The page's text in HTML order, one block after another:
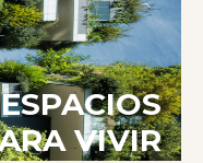
ESPACIOS
VIVIR